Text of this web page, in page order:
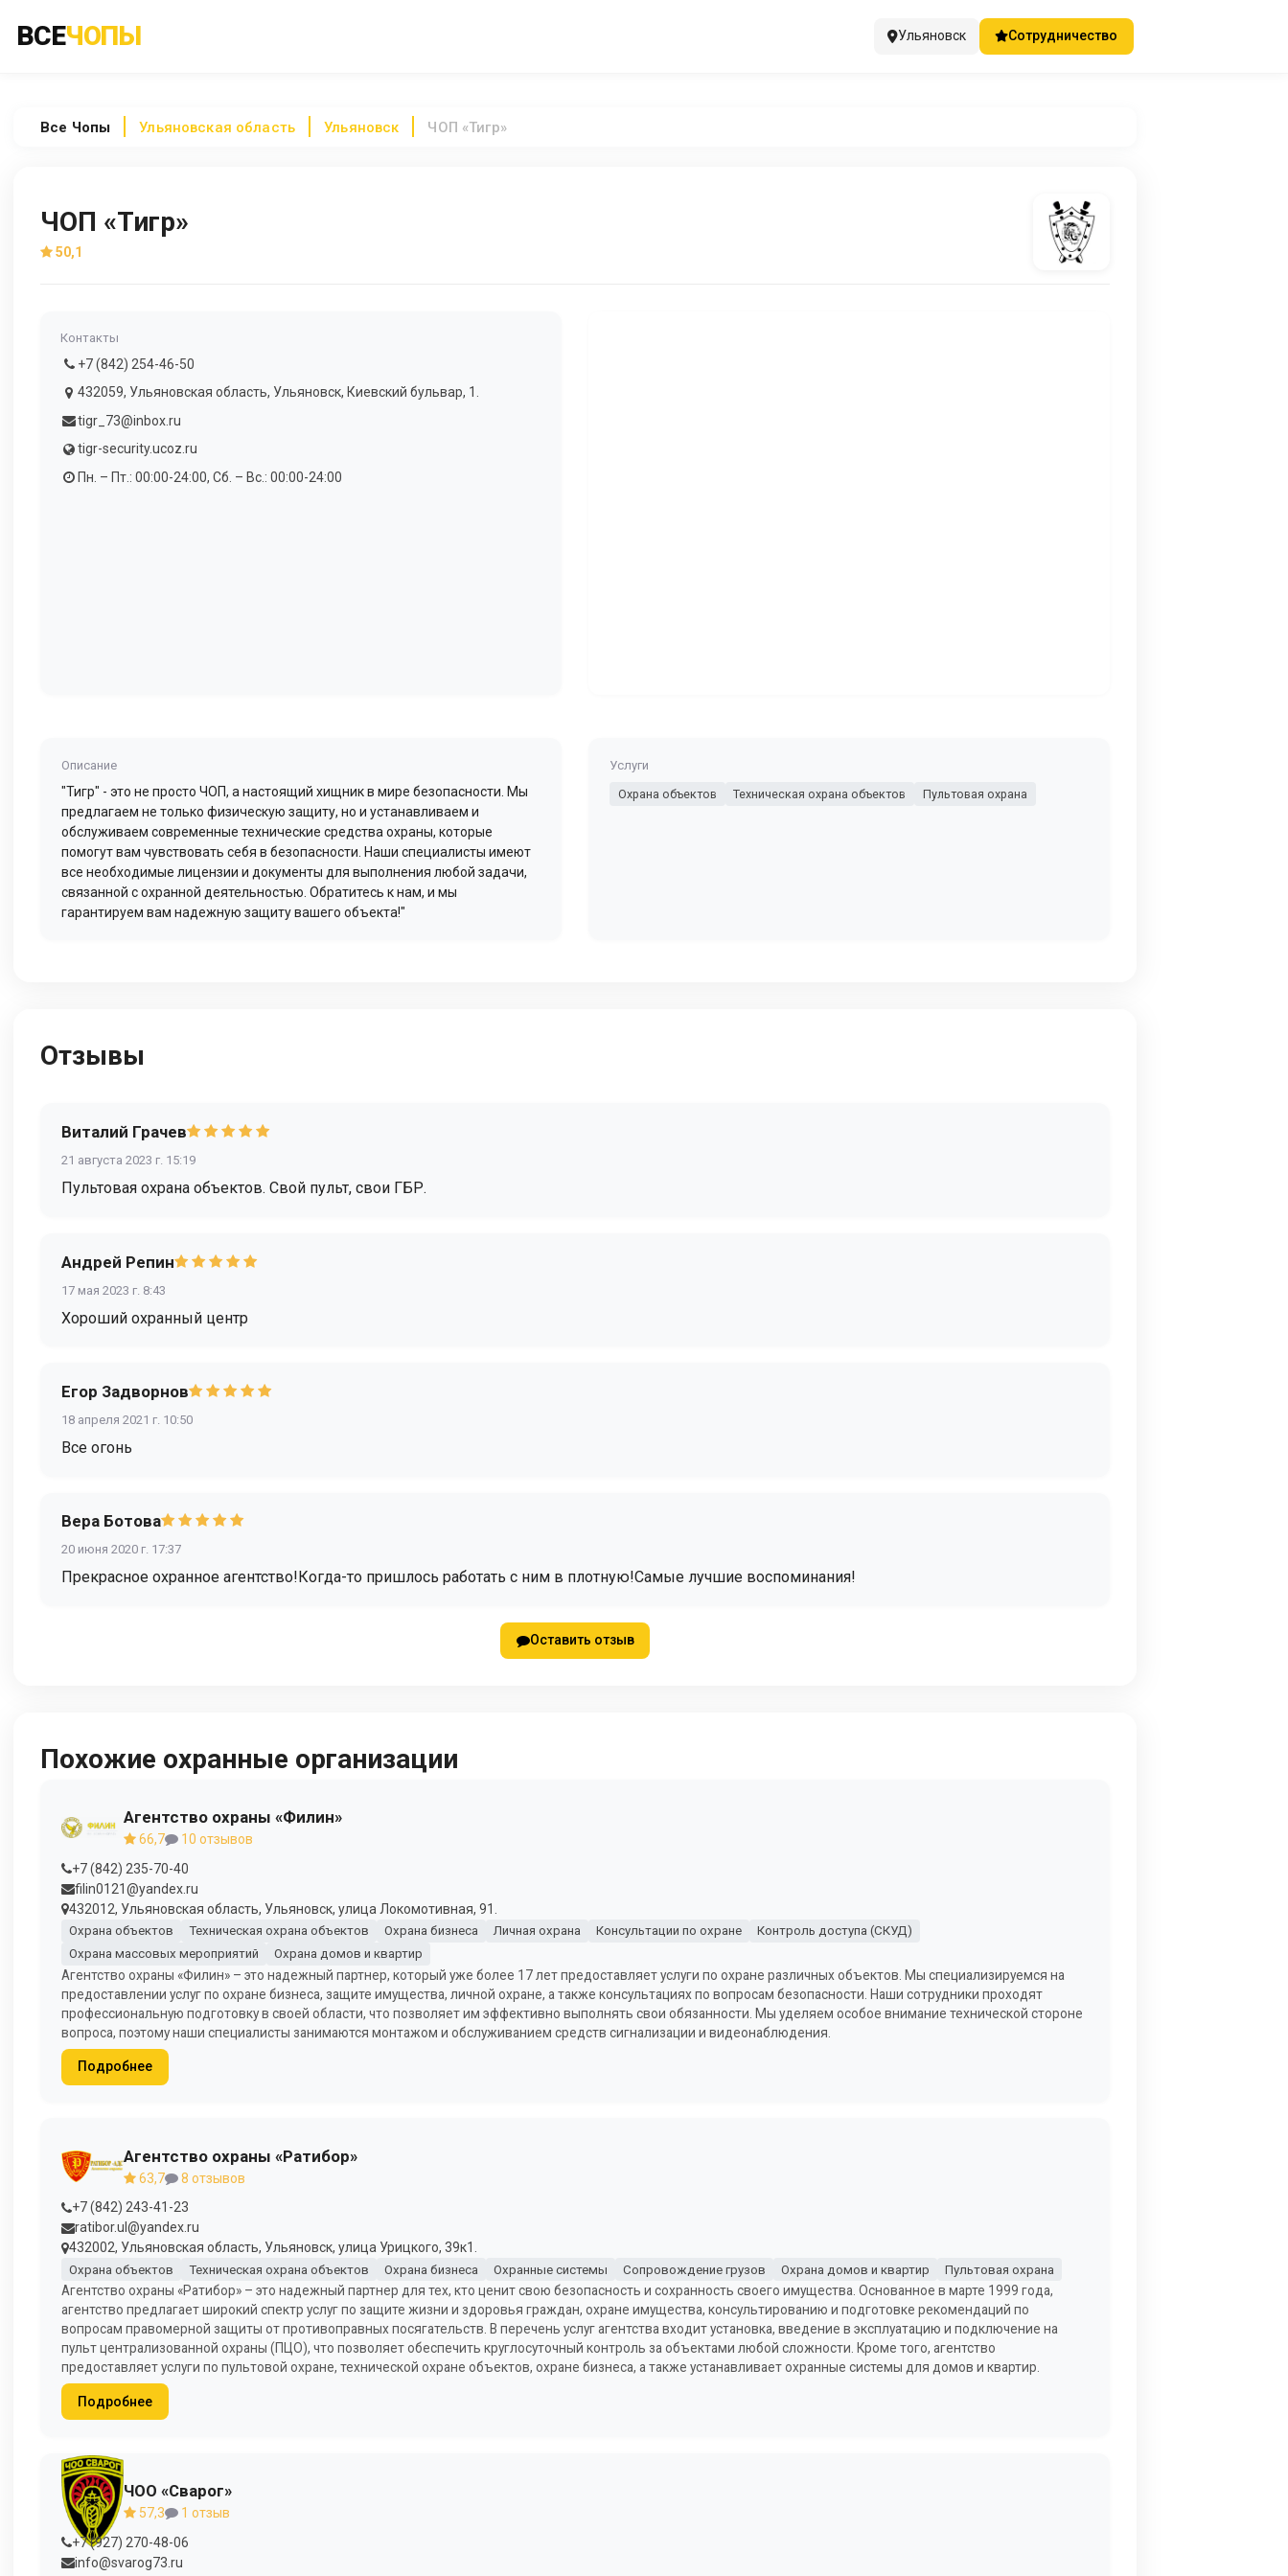
ВСЕЧОПЫ Ульяновск Сотрудничество
Все Чопы Ульяновская область Ульяновск ЧОП «Тигр»
ЧОП «Тигр»
50,1
Контакты
+7 (842) 254-46-50
432059, Ульяновская область, Ульяновск, Киевский бульвар, 1.
tigr_73@inbox.ru
tigr-security.ucoz.ru
Пн. – Пт.: 00:00-24:00, Сб. – Вс.: 00:00-24:00
Описание
"Тигр" - это не просто ЧОП, а настоящий хищник в мире безопасности. Мы
предлагаем не только физическую защиту, но и устанавливаем и
обслуживаем современные технические средства охраны, которые
помогут вам чувствовать себя в безопасности. Наши специалисты имеют
все необходимые лицензии и документы для выполнения любой задачи,
связанной с охранной деятельностью. Обратитесь к нам, и мы
гарантируем вам надежную защиту вашего объекта!"
Услуги
Охрана объектов
Техническая охрана объектов Пультовая охрана
Отзывы
Виталий Грачев
21 августа 2023 г. 15:19
Пультовая охрана объектов. Свой пульт, свои ГБР.
Андрей Репин
17 мая 2023 г. 8:43
Хороший охранный центр
Егор Задворнов
18 апреля 2021 г. 10:50
Все огонь
Вера Ботова
20 июня 2020 г. 17:37
Прекрасное охранное агентство!Когда-то пришлось работать с ним в плотную!Самые лучшие воспоминания!
Оставить отзыв
Похожие охранные организации
Агентство охраны «Филин»
66,7
10 отзывов
+7 (842) 235-70-40
filin0121@yandex.ru
432012, Ульяновская область, Ульяновск, улица Локомотивная, 91.
Охрана объектов Техническая охрана объектов Охрана бизнеса Личная охрана Консультации по охране
Контроль доступа (СКУД)
Охрана массовых мероприятий
Охрана домов и квартир
Агентство охраны «Филин» – это надежный партнер, который уже более 17 лет предоставляет услуги по охране различных объектов. Мы специализируемся на
предоставлении услуг по охране бизнеса, защите имущества, личной охране, а также консультациях по вопросам безопасности. Наши сотрудники проходят
профессиональную подготовку в своей области, что позволяет им эффективно выполнять свои обязанности. Мы уделяем особое внимание технической стороне
вопроса, поэтому наши специалисты занимаются монтажом и обслуживанием средств сигнализации и видеонаблюдения.
Подробнее
Агентство охраны «Ратибор»
63,7
8 отзывов
+7 (842) 243-41-23
ratibor.ul@yandex.ru
432002, Ульяновская область, Ульяновск, улица Урицкого, 39к1.
Охрана объектов Техническая охрана объектов Охрана бизнеса Охранные системы Сопровождение грузов Охрана домов и квартир Пультовая охрана
Агентство охраны «Ратибор» – это надежный партнер для тех, кто ценит свою безопасность и сохранность своего имущества. Основанное в марте 1999 года,
агентство предлагает широкий спектр услуг по защите жизни и здоровья граждан, охране имущества, консультированию и подготовке рекомендаций по
вопросам правомерной защиты от противоправных посягательств. В перечень услуг агентства входит установка, введение в эксплуатацию и подключение на
пульт централизованной охраны (ПЦО), что позволяет обеспечить круглосуточный контроль за объектами любой сложности. Кроме того, агентство
предоставляет услуги по пультовой охране, технической охране объектов, охране бизнеса, а также устанавливает охранные системы для домов и квартир.
Подробнее
ЧОО «Сварог»
57,3
1 отзыв
+7 (927) 270-48-06
info@svarog73.ru